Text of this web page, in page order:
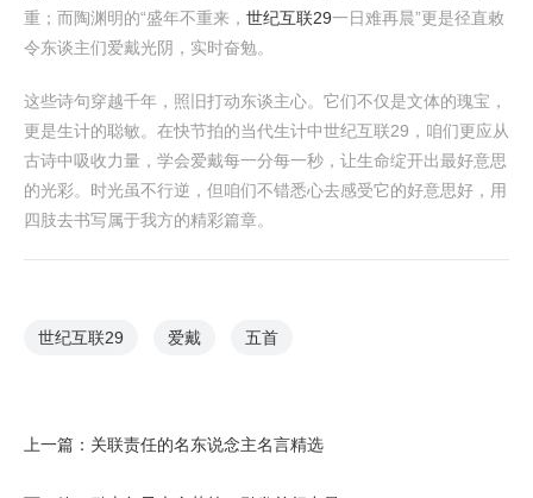
重；而陶渊明的“盛年不重来， 世纪互联29一日难再晨”更是径直敕
令东谈主们爱戴光阴，实时奋勉。
这些诗句穿越千年，照旧打动东谈主心。它们不仅是文体的瑰宝，
更是生计的聪敏。在快节拍的当代生计中世纪互联29，咱们更应从
古诗中吸收力量，学会爱戴每一分每一秒，让生命绽开出最好意思
的光彩。时光虽不行逆，但咱们不错悉心去感受它的好意思好，用
四肢去书写属于我方的精彩篇章。
世纪互联29 爱戴 五首
上一篇： 关联责任的名东说念主名言精选